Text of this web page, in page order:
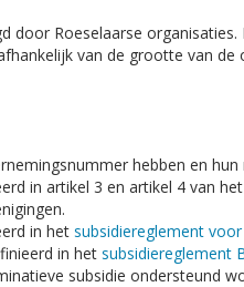
door Roeselaarse
van de grootte van de
hebben en
in artikel 3 en artikel 4 van het
in het subsidiereglement
in het subsidiereglement
subsidie ondersteund